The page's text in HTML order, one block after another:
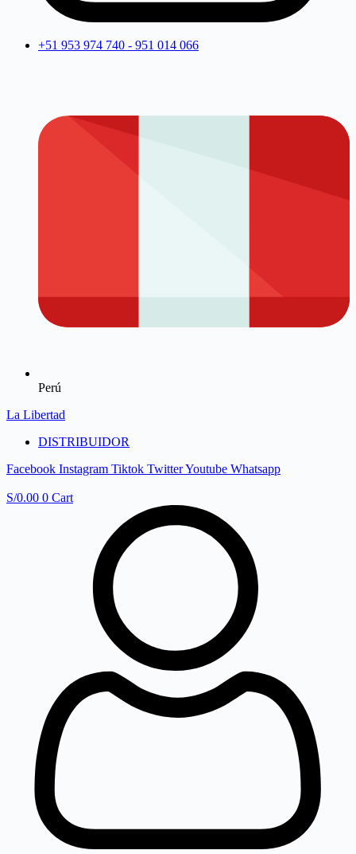
+51 953 974 740 - 951 014 066
Perú
La Libertad
DISTRIBUIDOR
Facebook Instagram Tiktok TwitterYoutube Whatsapp
S/0.00 0 Cart